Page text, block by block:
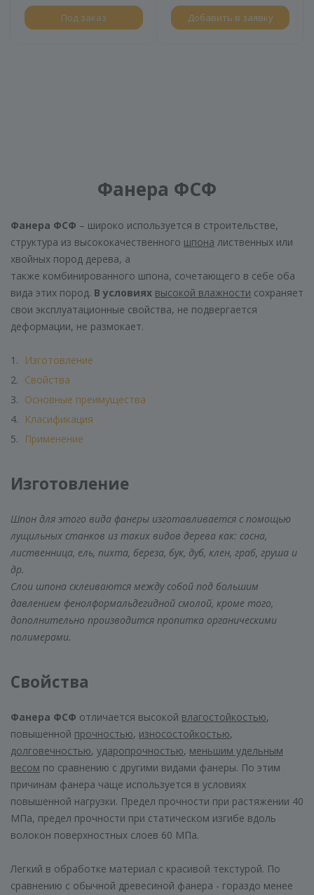
Под заказ Добавить в заявку
Фанера ФСФ
Фанера ФСФ – широко используется в строительстве,
структура из высококачественного шпона лиственных или
хвойных пород дерева, а
также комбинированного шпона, сочетающего в себе оба
вида этих пород. В условиях высокой влажности сохраняет
свои эксплуатационные свойства, не подвергается
деформации, не размокает.
Изготовление
Свойства
Основные преимущества
Класификация
Применение
Изготовление
Шпон для этого вида фанеры изготавливается с помощью
лущильных станков из таких видов дерева как: сосна,
лиственница, ель, пихта, береза, бук, дуб, клен, граб, груша и
др.
Слои шпона склеиваются между собой под большим
давлением фенолформальдегидной смолой, кроме того,
дополнительно производится пропитка органическими
полимерами.
Свойства
Фанера ФСФ отличается высокой влагостойкостью,
повышенной прочностью, износостойкостью,
долговечностью, ударопрочностью, меньшим удельным
весом по сравнению с другими видами фанеры. По этим
причинам фанера чаще используется в условиях
повышенной нагрузки. Предел прочности при растяжении 40
МПа, предел прочности при статическом изгибе вдоль
волокон поверхностных слоев 60 МПа.
Легкий в обработке материал с красивой текстурой. По
сравнению с обычной древесиной фанера - гораздо менее